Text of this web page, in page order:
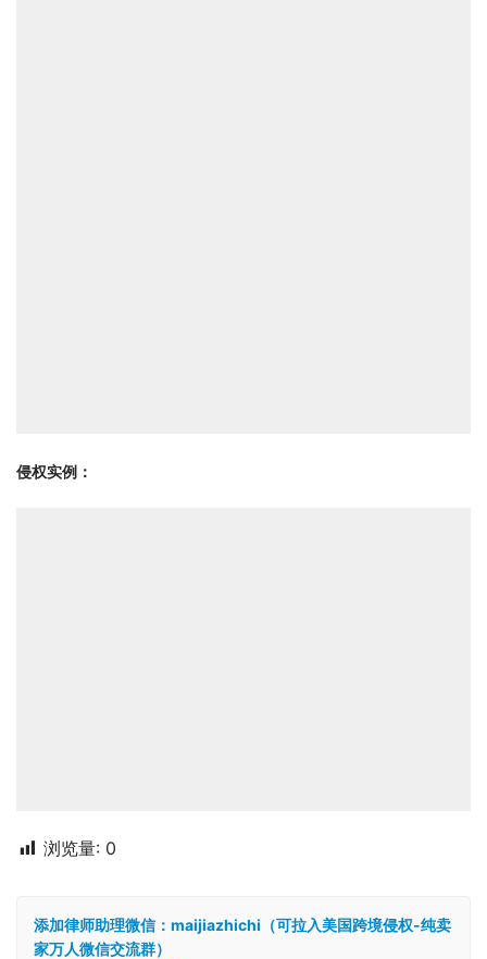
侵权实例：
浏览量: 0
添加律师助理微信：maijiazhichi（可拉入美国跨境侵权-纯卖
家万人微信交流群）